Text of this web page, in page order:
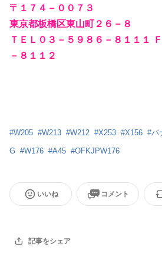
〒１７４－００７３
東京都板橋区東山町２６－８
ＴＥＬ０３－５９８６－８１１１
－８１１２
#W205 #W213 #W212 #X253 #X156 #パ
G #W176 #A45 #OFKJPW176
いいね コメント
記事をシェア